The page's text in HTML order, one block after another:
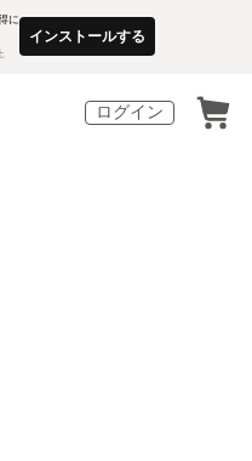
に
インストールする
ログイン